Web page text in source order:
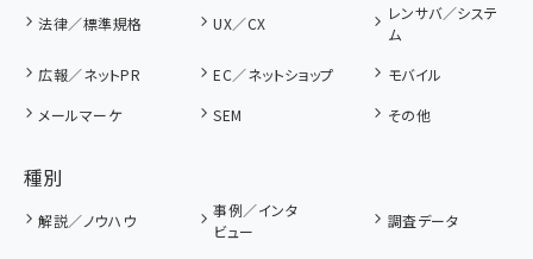
法律／標準規格 UX／CX
レンサバ／システ
ム
広報／ネットPR
EC／ネットショップ
モバイル
メールマーケ
SEM その他
種別
解説／ノウハウ
事例／インタ
ビュー
調査データ